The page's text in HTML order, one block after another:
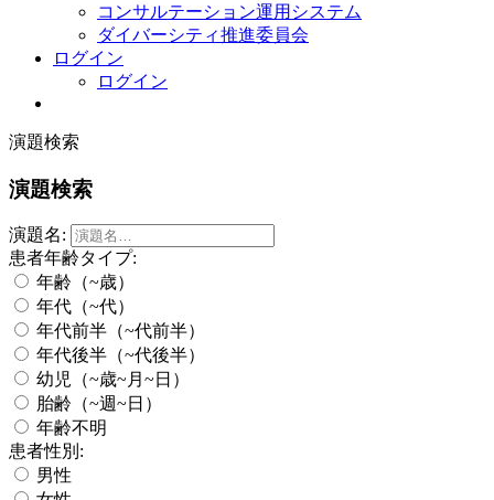
コンサルテーション運用システム
ダイバーシティ推進委員会
ログイン
ログイン
演題検索
演題検索
演題名:
患者年齢タイプ:
年齢（~歳）
年代（~代）
年代前半（~代前半）
年代後半（~代後半）
幼児（~歳~月~日）
胎齢（~週~日）
年齢不明
患者性別:
男性